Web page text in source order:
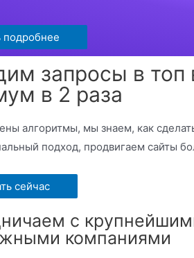
подробнее
запросы в топ
в 2 раза
алгоритмы, мы знаем, как
подход, продвигаем сайты
сейчас
с
компаниями